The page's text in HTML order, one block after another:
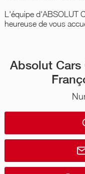
L'équipe d'ABSOLUT
heureuse de vous
Absolut